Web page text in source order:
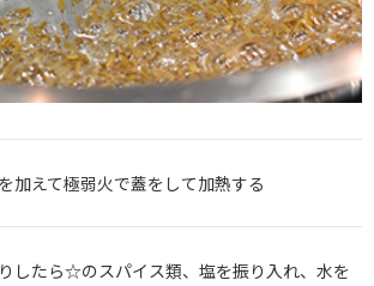
加えて極弱火で蓋をして加熱する
したら☆のスパイス類、塩を振り入れ、水を